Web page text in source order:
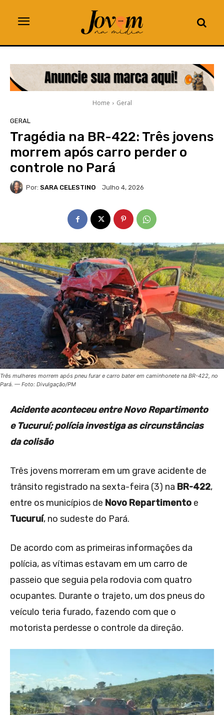
Home Geral
GERAL
Tragédia na BR-422: Três jovens
morrem após carro perder o
controle no Pará
Por: SARA CELESTINO Julho 4, 2026
Três mulheres morrem após pneu furar e carro bater em caminhonete na BR-422, no
Pará. — Foto: Divulgação/PM
Acidente aconteceu entre Novo Repartimento
e Tucuruí; polícia investiga as circunstâncias
da colisão
Três jovens morreram em um grave acidente de
trânsito registrado na sexta-feira (3) na BR-422,
entre os municípios de Novo Repartimento e
Tucuruí, no sudeste do Pará.
De acordo com as primeiras informações da
polícia, as vítimas estavam em um carro de
passeio que seguia pela rodovia com quatro
ocupantes. Durante o trajeto, um dos pneus do
veículo teria furado, fazendo com que o
motorista perdesse o controle da direção.